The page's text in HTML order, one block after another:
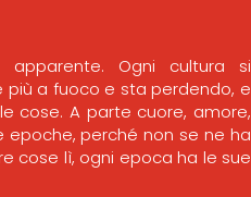
Ogni cultura si
a fuoco e sta perdendo, e
cose. A parte cuore, amore,
perché non se ne ha
cose lì, ogni epoca ha le sue